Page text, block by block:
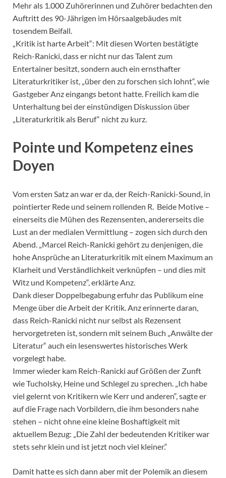
Mehr als 1.000 Zuhörerinnen und Zuhörer bedachten den
Auftritt des 90-Jährigen im Hörsaalgebäudes mit
tosendem Beifall.
„Kritik ist harte Arbeit“: Mit diesen Worten bestätigte
Reich-Ranicki, dass er nicht nur das Talent zum
Entertainer besitzt, sondern auch ein ernsthafter
Literaturkritiker ist, „über den zu forschen sich lohnt“, wie
Gastgeber Anz eingangs betont hatte. Freilich kam die
Unterhaltung bei der einstündigen Diskussion über
„Literaturkritik als Beruf“ nicht zu kurz.
Pointe und Kompetenz eines
Doyen
Vom ersten Satz an war er da, der Reich-Ranicki-Sound, in
pointierter Rede und seinem rollenden R. Beide Motive –
einerseits die Mühen des Rezensenten, andererseits die
Lust an der medialen Vermittlung – zogen sich durch den
Abend. „Marcel Reich-Ranicki gehört zu denjenigen, die
hohe Ansprüche an Literaturkritik mit einem Maximum an
Klarheit und Verständlichkeit verknüpfen – und dies mit
Witz und Kompetenz“, erklärte Anz.
Dank dieser Doppelbegabung erfuhr das Publikum eine
Menge über die Arbeit der Kritik. Anz erinnerte daran,
dass Reich-Ranicki nicht nur selbst als Rezensent
hervorgetreten ist, sondern mit seinem Buch „Anwälte der
Literatur“ auch ein lesenswertes historisches Werk
vorgelegt habe.
Immer wieder kam Reich-Ranicki auf Größen der Zunft
wie Tucholsky, Heine und Schlegel zu sprechen. „Ich habe
viel gelernt von Kritikern wie Kerr und anderen“, sagte er
auf die Frage nach Vorbildern, die ihm besonders nahe
stehen – nicht ohne eine kleine Boshaftigkeit mit
aktuellem Bezug: „Die Zahl der bedeutenden Kritiker war
stets sehr klein und ist jetzt noch viel kleiner.“
Damit hatte es sich dann aber mit der Polemik an diesem